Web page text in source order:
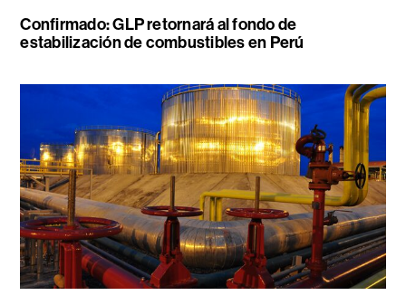
Confirmado: GLP retornará al fondo de
estabilización de combustibles en Perú